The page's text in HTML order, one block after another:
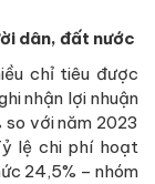
dân, đất nước
chỉ tiêu được
nhận lợi nhuận
với năm 2023
lệ chi phí hoạt
24,5% – nhóm